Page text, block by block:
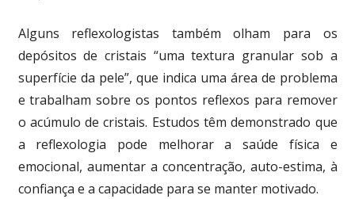
Alguns reflexologistas também olham para os
depósitos de cristais “uma textura granular sob a
superfície da pele”, que indica uma área de problema
e trabalham sobre os pontos reflexos para remover
o acúmulo de cristais. Estudos têm demonstrado que
a reflexologia pode melhorar a saúde física e
emocional, aumentar a concentração, auto-estima, à
confiança e a capacidade para se manter motivado.